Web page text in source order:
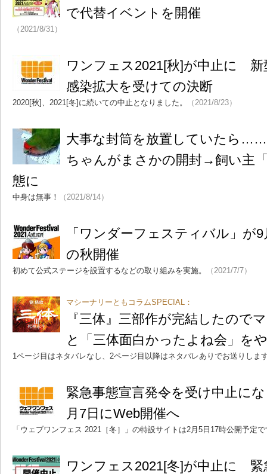
で代替イベントを開催
（2021/8/31）
ワンフェス2021[秋]が中止に
感染拡大を受けての決断
2020[秋]、2021[冬]に続いての中止となりました。 （2021/8/23）
大事な封筒を放置していたら
ちゃんがまさかの開封→飼い主
態に
中身は無事！ （2021/8/14）
「ワンダーフェスティバル」
の秋開催
初めて公式ステージを設置するなどの取り組みを実施。 （2021/7/7）
マシーナリーともコラムSPECIAL：
『三体』三部作が完結したので
と「三体面白かったよね会」を
1ページ目はネタバレなし、2ページ目以降はネタバレありでお送りしま
緊急事態宣言発令を受け中止に
月7日にWeb開催へ
「ウェブワンフェス 2021［冬］」の特設サイトは2月5日17時公開予定
ワンフェス2021[冬]が中止に 緊